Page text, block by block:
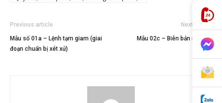
Previous article
Mẫu số 01a – Lệnh tạm giam (giai
đoạn chuẩn bị xét xử)
Next article
Mẫu 02c – Biên bản nghị án